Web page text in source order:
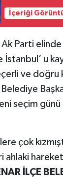
İçeriği
Parti
İstanbul’ u
ve
seçim
çok
ahlaki
İLÇE